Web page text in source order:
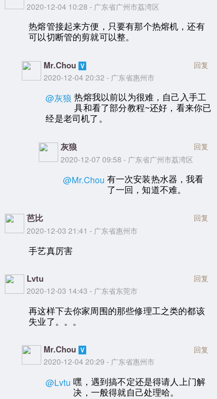
2020-12-04 10:28 - 广东省广州市荔湾区
热熔管接起来方便，只要有那个热熔机，还有
可以切断管的剪就可以整。
Mr.Chou
2020-12-04 20:32 - 广东省惠州市
回复
@灰狼 热熔我以前以为很难，自己入手工
具和看了部分教程~还好，看来你已
经是老司机了。
灰狼
2020-12-07 09:58 - 广东省广州市荔湾区
回复
@Mr.Chou 有一次安装热水器，我看
了一回，知道不难。
芭比
2020-12-03 21:41 - 广东省惠州市
回复
手艺真厉害
Lvtu
2020-12-03 14:43 - 广东省东莞市
回复
再这样下去你家周围的那些修理工之类的都该
失业了。。。
Mr.Chou
2020-12-04 20:29 - 广东省惠州市
回复
@Lvtu 嘿，遇到搞不定还是得请人上门解
决，一般得就自己处理哈。